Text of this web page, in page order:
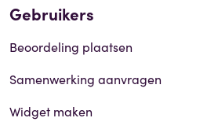
Gebruikers
Beoordeling plaatsen
Samenwerking aanvragen
Widget maken